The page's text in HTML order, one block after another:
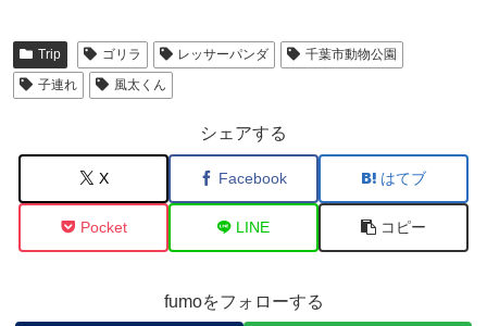
Trip ゴリラ レッサーパンダ
千葉市動物公園
子連れ
風太くん
シェアする
X Facebook はてブ
Pocket LINE コピー
fumoをフォローする